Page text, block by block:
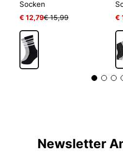
Socken
€ 12,79€ 15,99 €
Newsletter